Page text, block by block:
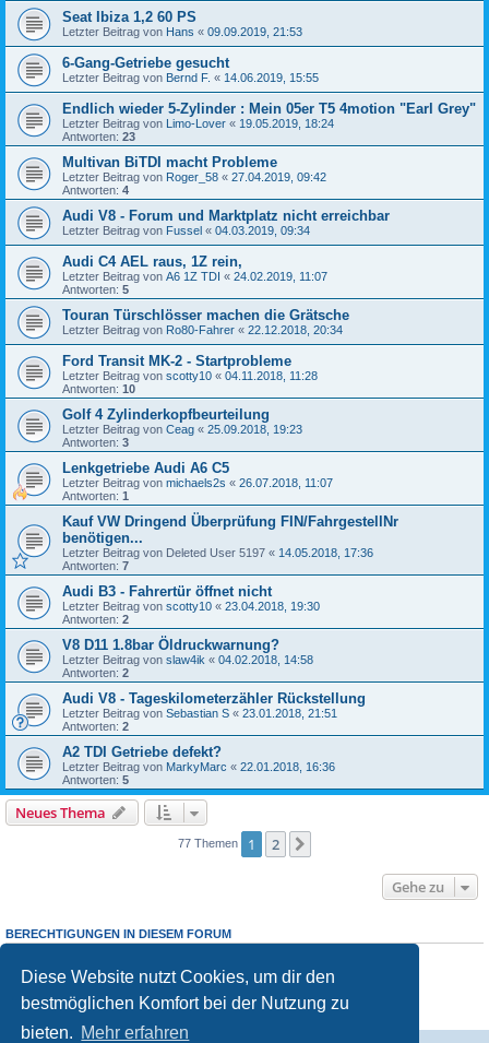
Diese Website nutzt Cookies, um dir den
bestmöglichen Komfort bei der Nutzung zu
bieten. Mehr erfahren
Seat Ibiza 1,2 60 PS
Letzter Beitrag von Hans « 09.09.2019, 21:53
6-Gang-Getriebe gesucht
Letzter Beitrag von Bernd F. « 14.06.2019, 15:55
Endlich wieder 5-Zylinder : Mein 05er T5 4motion "Earl Grey"
Letzter Beitrag von Limo-Lover « 19.05.2019, 18:24
Antworten: 23
Multivan BiTDI macht Probleme
Letzter Beitrag von Roger_58 « 27.04.2019, 09:42
Antworten: 4
Audi V8 - Forum und Marktplatz nicht erreichbar
Letzter Beitrag von Fussel « 04.03.2019, 09:34
Audi C4 AEL raus, 1Z rein,
Letzter Beitrag von A6 1Z TDI « 24.02.2019, 11:07
Antworten: 5
Touran Türschlösser machen die Grätsche
Letzter Beitrag von Ro80-Fahrer « 22.12.2018, 20:34
Ford Transit MK-2 - Startprobleme
Letzter Beitrag von scotty10 « 04.11.2018, 11:28
Antworten: 10
Golf 4 Zylinderkopfbeurteilung
Letzter Beitrag von Ceag « 25.09.2018, 19:23
Antworten: 3
Lenkgetriebe Audi A6 C5
Letzter Beitrag von michaels2s « 26.07.2018, 11:07
Antworten: 1
Kauf VW Dringend Überprüfung FIN/FahrgestellNr
benötigen...
Letzter Beitrag von Deleted User 5197 « 14.05.2018, 17:36
Antworten: 7
Audi B3 - Fahrertür öffnet nicht
Letzter Beitrag von scotty10 « 23.04.2018, 19:30
Antworten: 2
V8 D11 1.8bar Öldruckwarnung?
Letzter Beitrag von slaw4ik « 04.02.2018, 14:58
Antworten: 2
Audi V8 - Tageskilometerzähler Rückstellung
Letzter Beitrag von Sebastian S « 23.01.2018, 21:51
Antworten: 2
A2 TDI Getriebe defekt?
Letzter Beitrag von MarkyMarc « 22.01.2018, 16:36
Antworten: 5
Neues Thema
77 Themen 1 2
Gehe zu
BERECHTIGUNGEN IN DIESEM FORUM
Du darfst
keine Antworten zu Themen in diesem Forum erstellen.
Du darfst deine Beiträge in diesem Forumnichtändern.
Du darfst deine Beiträge in diesem Forum nicht löschen.
keine